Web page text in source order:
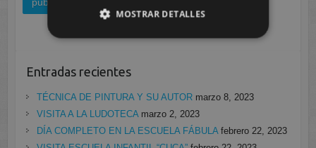
Entradas recientes
TÉCNICA DE PINTURA Y SU AUTOR marzo 8, 2023
VISITA A LA LUDOTECA marzo 2, 2023
DÍA COMPLETO EN LA ESCUELA FÁBULA febrero 22, 2023
MOSTRAR DETALLES